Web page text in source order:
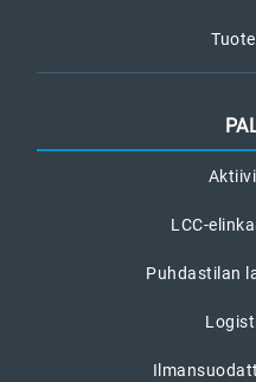
LCC-
Puhdastilan